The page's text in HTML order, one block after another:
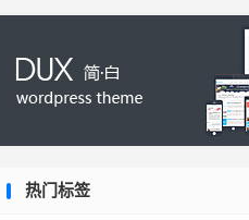
热门标签